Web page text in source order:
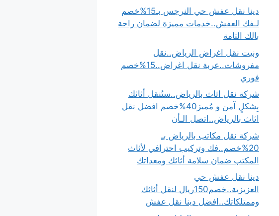
دينا نقل عفش حي النرجس بـ15%خصم
لـفك العفش..خدمات مميزة لضمان راحة
بالك التامة
ونيت نقل اغراض الرياض..نقل
مفروشات..عربة نقل اغراض..15%خصم
فوري
شركة نقل اثاث بالرياض..ستُنقل أثاثك
بِشكلٍ آمن و مُميز40%خصم افضل نقل
اثاث بالرياض..اتصل الـأن
شركة نقل مكاتب بالرياض بـ
20%خصم..فك وتركيب احترافي لأثاث
المكتب ضمان سلامة أثاثك ومعداتك
دينا نقل عفش حي
العزيزية..خصم150ريال لنقل أثاثك
وممتلكاتك..افضل دينا نقل عفش